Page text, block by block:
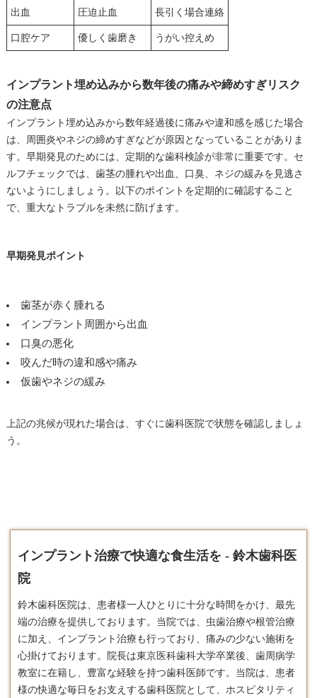
出血 圧迫止血 長引く場合連絡
口腔ケア 優しく歯磨き うがい控えめ
インプラント埋め込みから数年後の痛みや締めすぎリスク
の注意点
インプラント埋め込みから数年経過後に痛みや違和感を感じた場合
は、周囲炎やネジの締めすぎなどが原因となっていることがありま
す。早期発見のためには、定期的な歯科検診が非常に重要です。セ
ルフチェックでは、歯茎の腫れや出血、口臭、ネジの緩みを見逃さ
ないようにしましょう。以下のポイントを定期的に確認すること
で、重大なトラブルを未然に防げます。
早期発見ポイント
歯茎が赤く腫れる
インプラント周囲から出血
口臭の悪化
咬んだ時の違和感や痛み
仮歯やネジの緩み
上記の兆候が現れた場合は、すぐに歯科医院で状態を確認しましょ
う。
インプラント治療で快適な食生活を - 鈴木歯科医
院
鈴木歯科医院は、患者様一人ひとりに十分な時間をかけ、最先
端の治療を提供しております。​当院では、虫歯治療や根管治療
に加え、 インプラント 治療も行っており、痛みの少ない施術を
心掛けております。​院長は東京医科歯科大学卒業後、歯周病学
教室に在籍し、豊富な経験を持つ歯科医師です。​当院は、患者
様の快適な毎日をお支えする歯科医院として、ホスピタリティ